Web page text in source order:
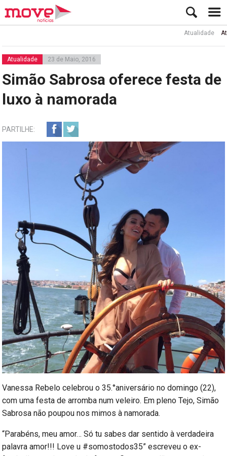
Atualidade Ator Rui
Atualidade 23 de Maio, 2016
Simão Sabrosa oferece festa de
luxo à namorada
PARTILHE:
Vanessa Rebelo celebrou o 35.°aniversário no domingo (22),
com uma festa de arromba num veleiro. Em pleno Tejo, Simão
Sabrosa não poupou nos mimos à namorada.
“Parabéns, meu amor… Só tu sabes dar sentido à verdadeira
palavra amor!!! Love u #somostodos35” escreveu o ex-